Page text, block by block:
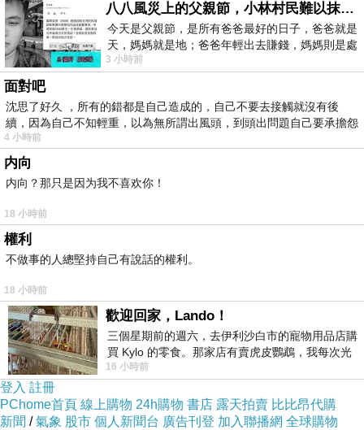
池塘，遊客稀少，水塘裡浮映出天光雲影。雲的影子是一團微微發亮的
金灰，一株楓樹斜斜伸向水面，楓樹的陰影下躲著一隻棲息的蒼鷺。或
許被腳步聲驚動，牠正緩緩踱步移動，四周盪起一圈細細的漣漪。灰綠
色的天光雲影搖動晃漾，蒼鷺羽毛淺淺灰藍的光澤，都像一幅老舊有歲
月的緙絲，從宋代傳到今天，任憑星月流轉，任憑兵荒馬亂喧囂，絲面
仍然如水，流淌盪漾著歲月安靜沉穩華美的光。（圖一）
八八風災上的父親節，小林村民難以抹滅的痛
今天是父親節，是所有爸爸最好的日子，爸爸就是
天，媽媽就是地；爸爸年輕出去賺錢，媽媽則是處
理家務，職業不分高低貴賤，只有人品才
3 小時前
面對吧
沈思了好久 ，所有的錯都是自己造成的，自己不要去接觸就沒有後
續，因為自己不知輕重，以為無所謂出風頭，到頭出問題自己要承擔怨
不
4 小時前
内向
内向？那只是因为我不喜欢你！
18 小時前
權利
不做事的人總堅持自己有說話的權利。
18 小時前
歡迎回家，Lando！
三個星期前的週六，去伊利沙白市的寵物用品店購
買 Kylo 的零食。那家店有賣虎皮鸚鵡，我每次光
顧都會去看一下。他們偶爾會引進 C
16 小時前
登入 註冊
PChome首頁 線上購物 24h購物 書店 露天拍賣 比比昂代購
新聞 /氣象 股市 個人新聞台 廣告刊登 加入聯播網 全球購物